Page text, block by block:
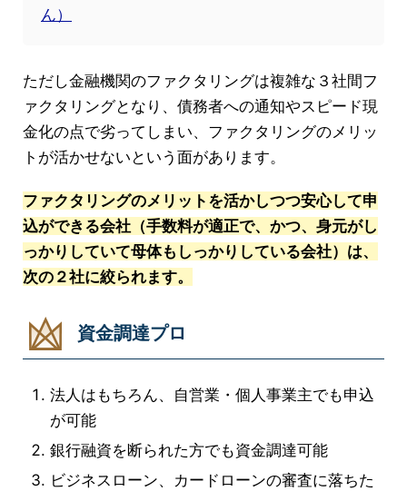
ん）
ただし金融機関のファクタリングは複雑な３社間フ
ァクタリングとなり、債務者への通知やスピード現
金化の点で劣ってしまい、ファクタリングのメリッ
トが活かせないという面があります。
ファクタリングのメリットを活かしつつ安心して申
込ができる会社（手数料が適正で、かつ、身元がし
っかりしていて母体もしっかりしている会社）は、
次の２社に絞られます。
資金調達プロ
法人はもちろん、自営業・個人事業主でも申込
が可能
銀行融資を断られた方でも資金調達可能
ビジネスローン、カードローンの審査に落ちた